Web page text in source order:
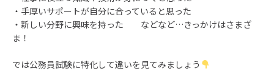
・手厚いサポートが自分に合っていると思った
・新しい分野に興味を持った などなど…きっかけはさまざ
ま！
では公務員試験に特化して違いを見てみましょう